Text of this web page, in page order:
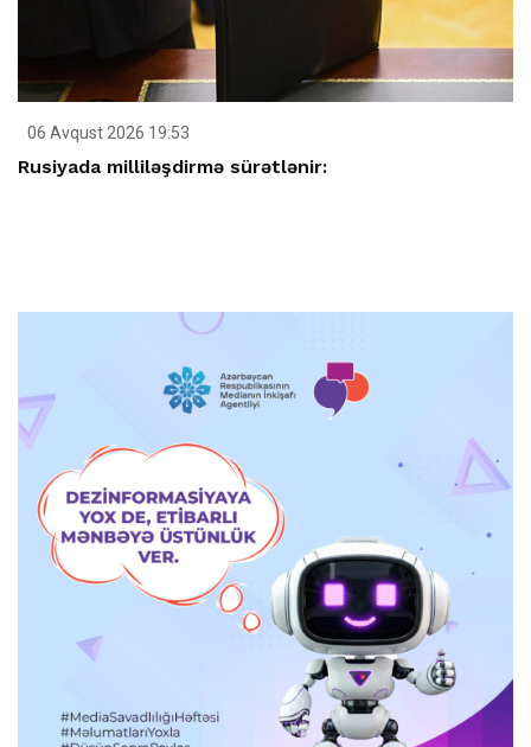
06 Avqust 2026 19:53
Rusiyada milliləşdirmə sürətlənir: